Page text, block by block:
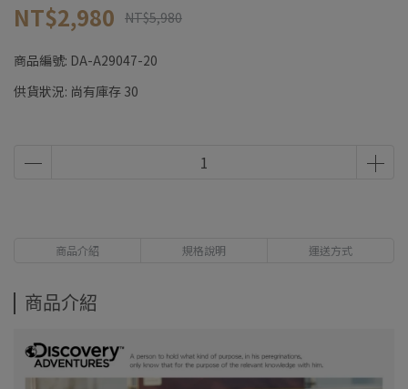
NT$2,980 NT$5,980
商品編號: DA-A29047-20
供貨狀況: 尚有庫存 30
商品介紹 規格說明 運送方式
商品介紹